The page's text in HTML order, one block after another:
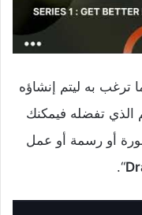
ترغب به ليتم إنشاؤه
الذي تفضله فيمكنك
أو رسمة أو عمل
“.